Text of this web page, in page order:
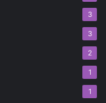
3
3
2
1
1